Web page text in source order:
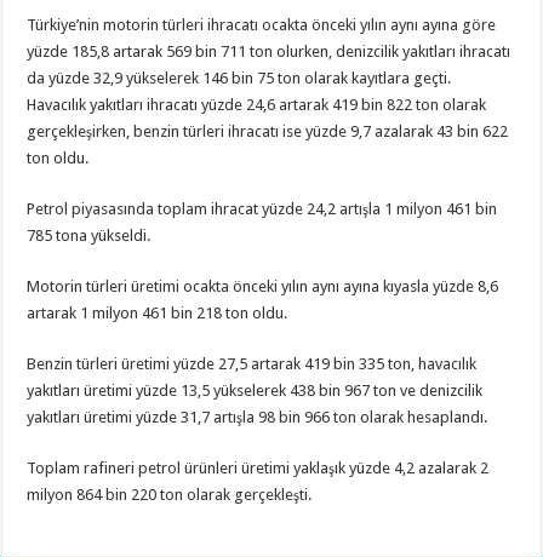
Türkiye’nin motorin türleri ihracatı ocakta önceki yılın aynı ayına göre
yüzde 185,8 artarak 569 bin 711 ton olurken, denizcilik yakıtları ihracatı
da yüzde 32,9 yükselerek 146 bin 75 ton olarak kayıtlara geçti.
Havacılık yakıtları ihracatı yüzde 24,6 artarak 419 bin 822 ton olarak
gerçekleşirken, benzin türleri ihracatı ise yüzde 9,7 azalarak 43 bin 622
ton oldu.
Petrol piyasasında toplam ihracat yüzde 24,2 artışla 1 milyon 461 bin
785 tona yükseldi.
Motorin türleri üretimi ocakta önceki yılın aynı ayına kıyasla yüzde 8,6
artarak 1 milyon 461 bin 218 ton oldu.
Benzin türleri üretimi yüzde 27,5 artarak 419 bin 335 ton, havacılık
yakıtları üretimi yüzde 13,5 yükselerek 438 bin 967 ton ve denizcilik
yakıtları üretimi yüzde 31,7 artışla 98 bin 966 ton olarak hesaplandı.
Toplam rafineri petrol ürünleri üretimi yaklaşık yüzde 4,2 azalarak 2
milyon 864 bin 220 ton olarak gerçekleşti.​​​​​​​